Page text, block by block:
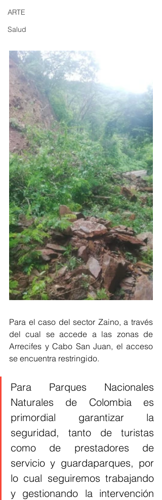
ARTE
Salud
Para el caso del sector Zaino, a través
del cual se accede a las zonas de
Arrecifes y Cabo San Juan, el acceso
se encuentra restringido.
Para Parques Nacionales
Naturales de Colombia es
primordial garantizar la
seguridad, tanto de turistas
como de prestadores de
servicio y guardaparques, por
lo cual seguiremos trabajando
y gestionando la intervención